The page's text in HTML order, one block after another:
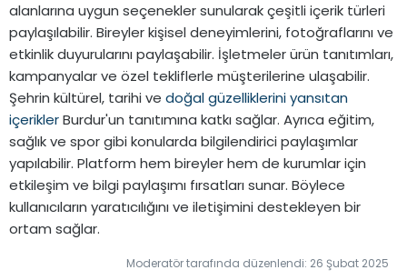
alanlarına uygun seçenekler sunularak çeşitli içerik türleri
paylaşılabilir. Bireyler kişisel deneyimlerini, fotoğraflarını ve
etkinlik duyurularını paylaşabilir. İşletmeler ürün tanıtımları,
kampanyalar ve özel tekliflerle müşterilerine ulaşabilir.
Şehrin kültürel, tarihi ve doğal güzelliklerini yansıtan
içeriklerBurdur'un tanıtımına katkı sağlar. Ayrıca eğitim,
sağlık ve spor gibi konularda bilgilendirici paylaşımlar
yapılabilir. Platform hem bireyler hem de kurumlar için
etkileşim ve bilgi paylaşımı fırsatları sunar. Böylece
kullanıcıların yaratıcılığını ve iletişimini destekleyen bir
ortam sağlar.
Moderatör tarafında düzenlendi: 26 Şubat 2025